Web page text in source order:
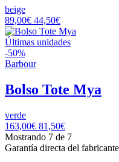
beige
89,00€ 44,50€
Últimas unidades
-50%
Barbour
Bolso Tote Mya
verde
163,00€ 81,50€
Mostrando 7 de 7
Garantía directa del fabricante